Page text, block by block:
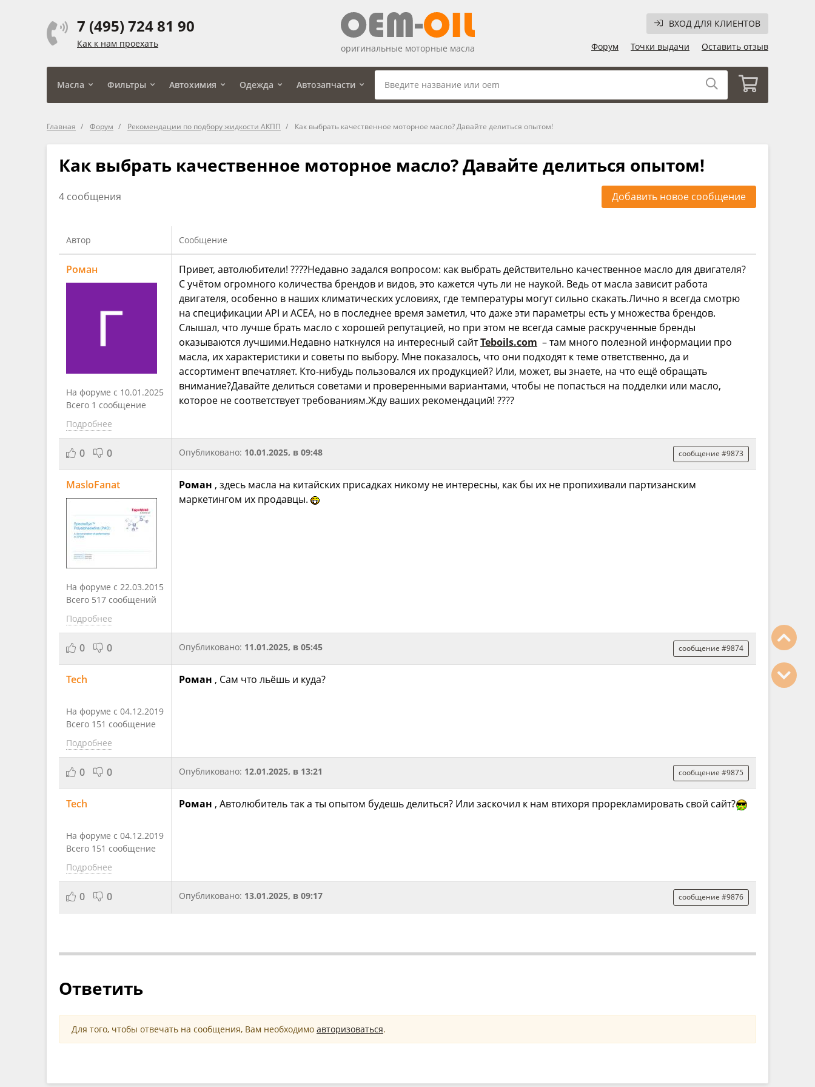
7 (495) 724 81 90
Как к нам проехать
ВХОД ДЛЯ КЛИЕНТОВ
Форум
Точки выдачи Оставить отзыв
оригинальные моторные масла
Масла Фильтры Автохимия Одежда Автозапчасти
Главная Форум Рекомендации по подбору жидкости АКПП Как выбрать качественное моторное масло? Давайте делиться опытом!
Как выбрать качественное моторное масло? Давайте делиться опытом!
4 сообщения Добавить новое сообщение
Автор Сообщение
Роман
На форуме с 10.01.2025
Всего 1 сообщение
Подробнее
Привет, автолюбители! ????Недавно задался вопросом: как выбрать действительно качественное масло для двигателя?
С учётом огромного количества брендов и видов, это кажется чуть ли не наукой. Ведь от масла зависит работа
двигателя, особенно в наших климатических условиях, где температуры могут сильно скакать.Лично я всегда смотрю
на спецификации API и ACEA, но в последнее время заметил, что даже эти параметры есть у множества брендов.
Слышал, что лучше брать масло с хорошей репутацией, но при этом не всегда самые раскрученные бренды
оказываются лучшими.Недавно наткнулся на интересный сайтTeboils.com – там много полезной информации про
масла, их характеристики и советы по выбору. Мне показалось, что они подходят к теме ответственно, да и
ассортимент впечатляет. Кто-нибудь пользовался их продукцией? Или, может, вы знаете, на что ещё обращать
внимание?Давайте делиться советами и проверенными вариантами, чтобы не попасться на подделки или масло,
которое не соответствует требованиям.Жду ваших рекомендаций! ????
0 0 Опубликовано: 10.01.2025, в 09:48 сообщение #9873
MasloFanat
На форуме с 22.03.2015
Всего 517 сообщений
Подробнее
Роман , здесь масла на китайских присадках никому не интересны, как бы их не пропихивали партизанским
маркетингом их продавцы.
0 0 Опубликовано: 11.01.2025, в 05:45 сообщение #9874
Tech
На форуме с 04.12.2019
Всего 151 сообщение
Подробнее
Роман , Сам что льёшь и куда?
0 0 Опубликовано: 12.01.2025, в 13:21 сообщение #9875
Tech
На форуме с 04.12.2019
Всего 151 сообщение
Подробнее
Роман , Автолюбитель так а ты опытом будешь делиться? Или заскочил к нам втихоря прорекламировать свой сайт?
0 0 Опубликовано: 13.01.2025, в 09:17 сообщение #9876
Ответить
Для того, чтобы отвечать на сообщения, Вам необходимо авторизоваться.